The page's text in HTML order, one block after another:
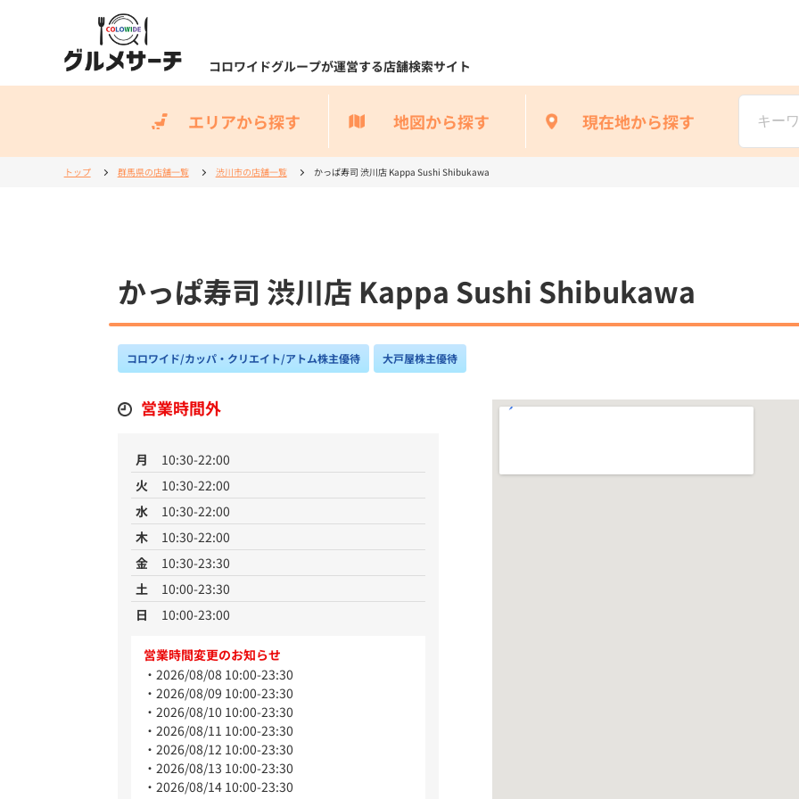
コロワイドグループが運営する店舗検索サイト
エリアから探す 地図から探す 現在地から探す
トップ 群馬県の店舗一覧 渋川市の店舗一覧 かっぱ寿司 渋川店 Kappa Sushi Shibukawa
かっぱ寿司 渋川店 Kappa Sushi Shibukawa
コロワイド/カッパ・クリエイト/アトム株主優待 大戸屋株主優待
営業時間外
月
10:30-22:00
火
10:30-22:00
水
10:30-22:00
木
10:30-22:00
金
10:30-23:30
土
10:00-23:30
日
10:00-23:00
営業時間変更のお知らせ
2026/08/08 10:00-23:30
2026/08/09 10:00-23:30
2026/08/10 10:00-23:30
2026/08/11 10:00-23:30
2026/08/12 10:00-23:30
2026/08/13 10:00-23:30
2026/08/14 10:00-23:30